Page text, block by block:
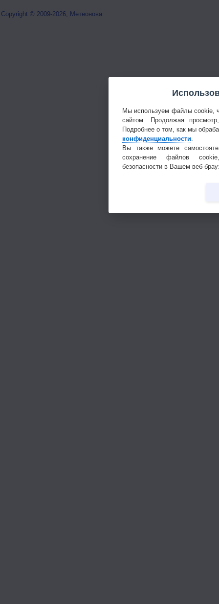
Copyright © 2009-2026, Метеонова
Мы используем файлы cookie,
сайтом. Продолжая
Подробнее о том, как мы
конфиденциальности
Вы также можете
сохранение файлов
безопасности в Вашем веб-